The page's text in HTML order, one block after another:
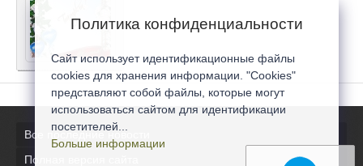
Все последние новости
Полная версия сайта
Политика конфиденциальности
Сайт использует идентификационные файлы
cookies для хранения информации. "Cookies"
представляют собой файлы, которые могут
использоваться сайтом для идентификации
посетителей...
Больше информации